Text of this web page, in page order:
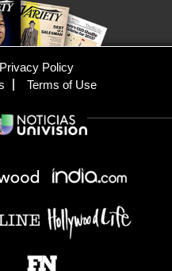
Privacy Policy
Terms of Use